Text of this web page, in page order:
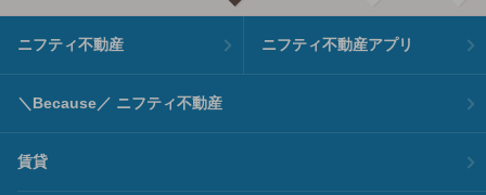
ニフティ不動産 ニフティ不動産アプリ
＼Because／ ニフティ不動産
賃貸